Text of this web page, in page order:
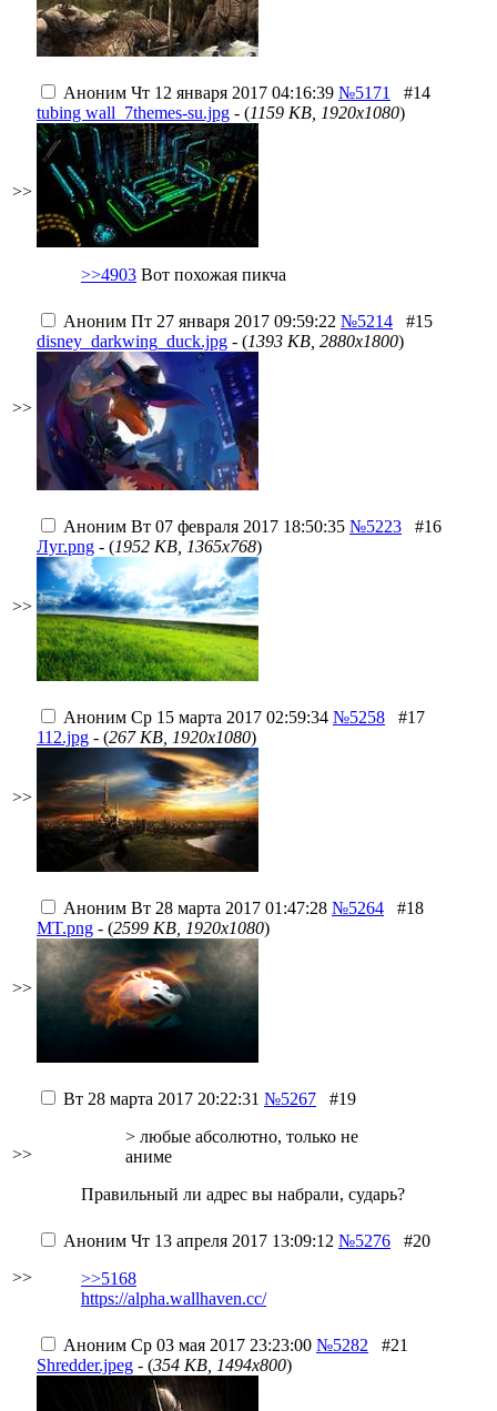
>>
Аноним Чт 12 января 2017 04:16:39 №5171
#14
tubing wall_7themes-su.jpg - (1159 KB, 1920x1080)
>>4903 Вот похожая пикча
>>
Аноним Пт 27 января 2017 09:59:22 №5214
#15
disney_darkwing_duck.jpg - (1393 KB, 2880x1800)
>>
Аноним Вт 07 февраля 2017 18:50:35 №5223
#16
Луг.png - (1952 KB, 1365x768)
>>
Аноним Ср 15 марта 2017 02:59:34 №5258
#17
112.jpg - (267 KB, 1920x1080)
>>
Аноним Вт 28 марта 2017 01:47:28 №5264
#18
MT.png - (2599 KB, 1920x1080)
>>
Вт 28 марта 2017 20:22:31 №5267
#19
> любые абсолютно, только не
аниме
Правильный ли адрес вы набрали, сударь?
>>
Аноним Чт 13 апреля 2017 13:09:12 №5276
#20
>>5168
https://alpha.wallhaven.cc/
Аноним Ср 03 мая 2017 23:23:00 №5282
#21
Shredder.jpeg - (354 KB, 1494x800)